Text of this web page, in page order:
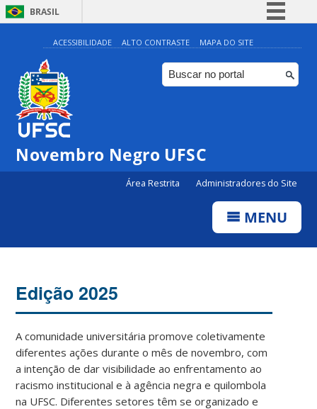
BRASIL
Simplifique!
Comunica BR
Participe
ACESSIBILIDADE ALTO CONTRASTE MAPA DO SITE
Novembro Negro UFSC
Área Restrita Administradores do Site
MENU
Edição 2025
A comunidade universitária promove coletivamente
diferentes ações durante o mês de novembro, com
a intenção de dar visibilidade ao enfrentamento ao
racismo institucional e à agência negra e quilombola
na UFSC. Diferentes setores têm se organizado e